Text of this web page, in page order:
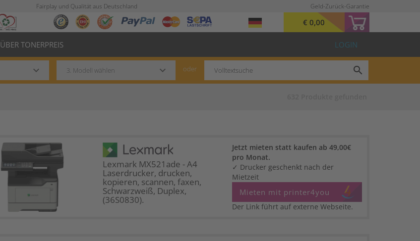
Fairplay und Qualität aus Deutschland Geld-Zurück-Garantie
€ 0,00
ÜBER TONERPREIS LOGIN
keyboard_arrow_down keyboard_arrow_down oder search
Lexmark MX521ade - A4
Laserdrucker, drucken,
kopieren, scannen, faxen,
Schwarzweiß, Duplex,
(36S0830).
Jetzt mieten statt kaufen ab 49,00€
pro Monat.
✓ Drucker geschenkt nach der
Mietzeit
Mieten mit printer4you
Der Link führt auf externe Webseite.